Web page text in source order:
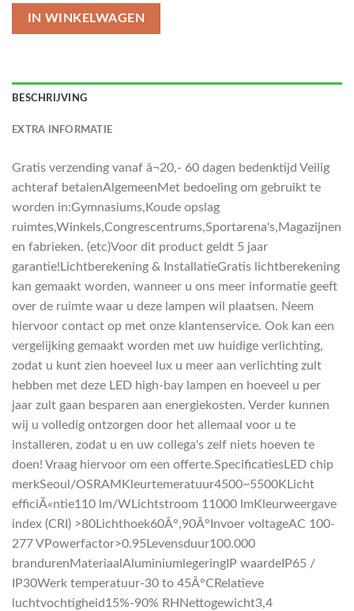
IN WINKELWAGEN
BESCHRIJVING
EXTRA INFORMATIE
Gratis verzending vanaf â¬20,- 60 dagen bedenktijd Veilig
achteraf betalenAlgemeenMet bedoeling om gebruikt te
worden in:Gymnasiums,Koude opslag
ruimtes,Winkels,Congrescentrums,Sportarena's,Magazijnen
en fabrieken. (etc)Voor dit product geldt 5 jaar
garantie!Lichtberekening & InstallatieGratis lichtberekening
kan gemaakt worden, wanneer u ons meer informatie geeft
over de ruimte waar u deze lampen wil plaatsen. Neem
hiervoor contact op met onze klantenservice. Ook kan een
vergelijking gemaakt worden met uw huidige verlichting,
zodat u kunt zien hoeveel lux u meer aan verlichting zult
hebben met deze LED high-bay lampen en hoeveel u per
jaar zult gaan besparen aan energiekosten. Verder kunnen
wij u volledig ontzorgen door het allemaal voor u te
installeren, zodat u en uw collega's zelf niets hoeven te
doen! Vraag hiervoor om een offerte.SpecificatiesLED chip
merkSeoul/OSRAMKleurtemeratuur4500~5500KLicht
efficiÃ«ntie110 lm/WLichtstroom 11000 lmKleurweergave
index (CRI) >80Lichthoek60Â°,90Â°Invoer voltageAC 100-
277 VPowerfactor>0.95Levensduur100.000
brandurenMateriaalAluminiumlegeringIP waardeIP65 /
IP30Werk temperatuur-30 to 45Â°CRelatieve
luchtvochtigheid15%-90% RHNettogewicht3,4